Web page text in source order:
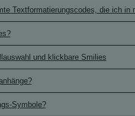
Textformatierungscodes, die ich in
und klickbare Smilies
Symbole?